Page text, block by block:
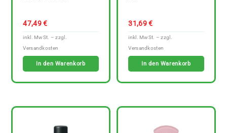
47,49€
In den Warenkorb
31,69€
In den Warenkorb